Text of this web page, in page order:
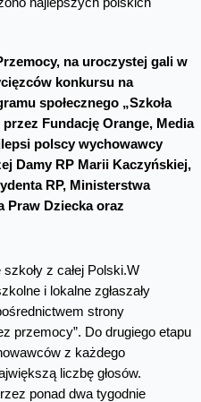
na uroczystej gali w
konkursu na
społecznego „Szkoła
Fundację Orange, Media
polscy wychowawcy
Damy RP Marii Kaczyńskiej,
RP, Ministerstwa
Praw Dziecka oraz
z całej Polski.W
i lokalne zgłaszały
strony
przemocy”. Do drugiego etapu
z każdego
liczbę głosów.
ponad dwa tygodnie